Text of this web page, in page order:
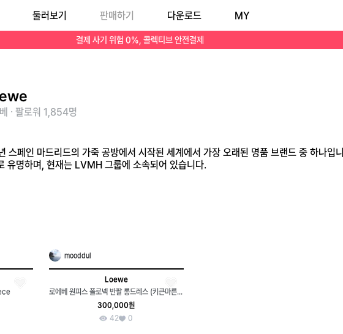
의 명품'으로 유명하며, 현재는 LVMH 그룹에 소속되어 있습니다.
결제 사기 위험 0%, 콜렉티브 안전결제
둘러보기 판매하기 다운로드 MY
· 팔로워 1,854명
페인 마드리드의 가죽 공방에서 시작된 세계에서 가장 오래된 명품 브랜드 중 하나입
유명하며, 현재는 LVMH 그룹에 소속되어 있습니다.
mooddul
Loewe
로에베 원피스 폴로넥 반팔 롱드레스 (키큰마른77) WJ04
300,000원
42
0